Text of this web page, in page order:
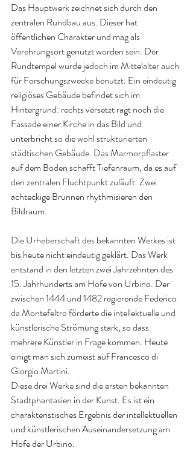
Das Hauptwerk zeichnet sich durch den
zentralen Rundbau aus. Dieser hat
öffentlichen Charakter und mag als
Verehrungsort genutzt worden sein. Der
Rundtempel wurde jedoch im Mittelalter auch
für Forschungszwecke benutzt. Ein eindeutig
religiöses Gebäude befindet sich im
Hintergrund: rechts versetzt ragt noch die
Fassade einer Kirche in das Bild und
unterbricht so die wohl strukturierten
städtischen Gebäude. Das Marmorpflaster
auf dem Boden schafft Tiefenraum, da es auf
den zentralen Fluchtpunkt zuläuft. Zwei
achteckige Brunnen rhythmisieren den
Bildraum.
Die Urheberschaft des bekannten Werkes ist
bis heute nicht eindeutig geklärt. Das Werk
entstand in den letzten zwei Jahrzehnten des
15. Jahrhunderts am Hofe von Urbino. Der
zwischen 1444 und 1482 regierende Federico
da Montefeltro förderte die intellektuelle und
künstlerische Strömung stark, so dass
mehrere Künstler in Frage kommen. Heute
einigt man sich zumeist auf Francesco di
Giorgio Martini.
Diese drei Werke sind die ersten bekannten
Stadtphantasien in der Kunst. Es ist ein
charakteristisches Ergebnis der intellektuellen
und künstlerischen Auseinandersetzung am
Hofe der Urbino.